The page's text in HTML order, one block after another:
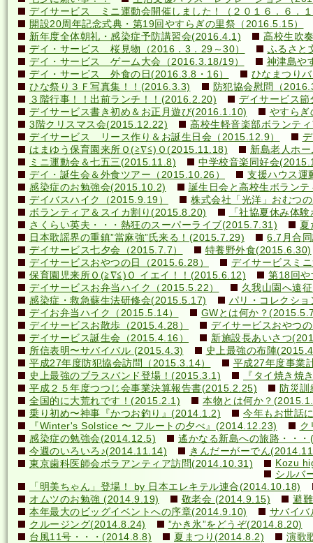
デイサービス ミニ運動会開催しました！（２０１６．６．
開設20周年記念式典・第19回やすらぎの里祭（2016.5.15）
新年度全体朝礼・感染症予防講習会(2016.4.1)
高校生吹
デイ・サービス 桜見物（2016．3．29～30）
ふるさと
デイ・サービス ゲーム大会（2016.3.18/19）
神津島や
デイ・サービス 外食の日(2016.3.8・16）
ひなまつり
ひな祭り３Ｆ写真集！！(2016.3.3)
防犯協会慰問（
３階行事！！出前ランチ！！(2016.2.20)
デイサービス
デイサービス書き初め＆お正月遊び(2016.1.10)
やすら
3階クリスマス会(2015.12.22)
高校生軽音楽部ボランテ
デイサービス リース作り＆お誕生日会（2015.12.9）
はまゆう保育園来所Ｏ(≧∇≦)Ｏ(2015.11.18)
新島老人ホ
ミニ運動会＆七五三(2015.11.8)
中学校音楽同好会
デイ・誕生会＆外食ツアー（2015.10.26）
支援ハウス運
感染症のお勉強会(2015.10.2)
誕生日会と高校生ボラン
デイバスハイク（2015.9.19）
株式会社「光洋」おむつ
ボランティア＆スイカ割り(2015.8.20)
「社協夏休み体
さくらい英夫・・・熱狂のスーパーライブ(2015.7.31)
夏
日本歌謡界の重鎮”當麻強”氏来る！(2015.7.29)
6.7月合
デイサービス七夕会（2015.7.7）
特養野外食(2015.6.30)
デイサービスおやつの日（2015.6.28）
デイサービスミ
保育園児来所Ｏ(≧∇≦)Ｏ イエイ！！(2015.6.12)
第18回
デイサービスお弁当ハイク（2015.5.22）
久我山園へ遠
感染症・救急蘇生法研修会(2015.5.17)
パリ・コレクシ
デイお弁当ハイク（2015.5.14）
GWとは何か？
デイサービスお散歩（2015.4.28）
デイサービスおやつ
デイサービス誕生会（2015.4.16）
新施設長あいさつ
所信表明〜サバイバル (2015.4.3)
史上最強の布陣
平成27年度防犯協会訪問（2015.3.14）
平成27年度事業
史上最強のブラスバンド登場！(2015.3.1)
『タイ焼き焼
平成２５年度つつじ会事業決算報告書(2015.2.25)
防災
全国的に大荒れです！(2015.2.1)
本物とは何か？
乗り初め〜神事『かつお釣り』(2014.1.2)
今年もお世話
『Winter's Solstice 〜 フルートの夕べ』(2014.12.23)
ク
感染症の勉強会(2014.12.5)
遙かなる新島への旅路・・
今週のいろいろ♪(2014.11.14)
きんだーがーでん
東京歯科医師会ボラアンティア訪問(2014.10.31)
Kozu
シルバ
「明美ちゃん」登場！ by 日本エレキテル連合(2014.10.18)
オムツのお勉強 (2014.9.19)
敬老会 (2014.9.15)
避
本年最大のビッグイベントへの序章(2014.9.10)
サバイ
クルージング(2014.8.24)
”かき氷”をどうぞ(2014.8.20)
台風11号・・・(2014.8.8)
夏まつり(2014.8.2)
演歌